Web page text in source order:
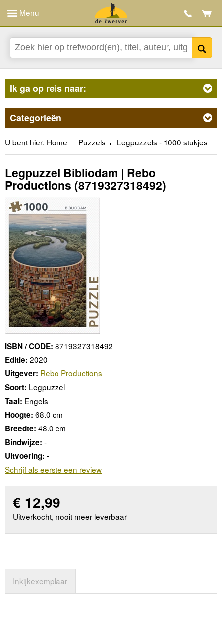
Menu
Ik ga op reis naar:
Categorieën
U bent hier: Home Puzzels Legpuzzels - 1000 stukjes
Legpuzzel Bibliodam | Rebo
Productions (8719327318492)
ISBN / CODE: 8719327318492
Editie: 2020
Uitgever: Rebo Productions
Soort: Legpuzzel
Taal: Engels
Hoogte: 68.0 cm
Breedte: 48.0 cm
Bindwijze: -
Uitvoering: -
Schrijf als eerste een review
€ 12,99
Uitverkocht, nooit meer leverbaar
Inkijkexemplaar